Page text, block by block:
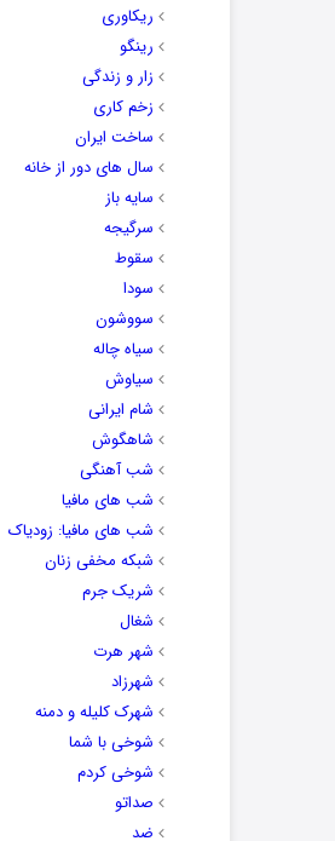
ریکاوری
رینگو
زار و زندگی
زخم کاری
ساخت ایران
سال های دور از خانه
سایه باز
سرگیجه
سقوط
سودا
سووشون
سیاه چاله
سیاوش
شام ایرانی
شاهگوش
شب آهنگی
شب های مافیا
شب های مافیا: زودیاک
شبکه مخفی زنان
شریک جرم
شغال
شهر هرت
شهرزاد
شهرک کلیله و دمنه
شوخی با شما
شوخی کردم
صداتو
ضد